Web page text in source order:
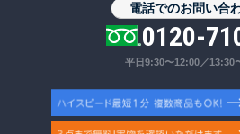
電話でのお問い合
0120-
平日9:30〜12:00／13:30